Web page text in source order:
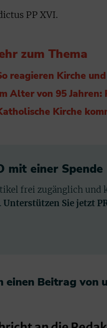
PP XVI.
zum Thema
reagieren Kirche
Alter von 95
Kirche
mit einer Spende
frei zugänglich und
Unterstützen Sie jetzt
einen Beitrag von